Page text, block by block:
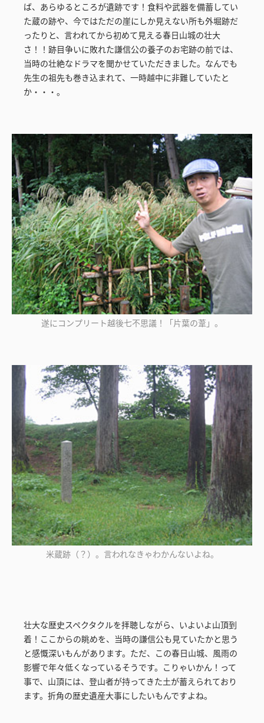
ば、あらゆるところが遺跡です！食料や武器を備蓄してい
た蔵の跡や、今ではただの崖にしか見えない所も外堀跡だ
ったりと、言われてから初めて見える春日山城の壮大
さ！！跡目争いに敗れた謙信公の養子のお宅跡の前では、
当時の壮絶なドラマを聞かせていただきました。なんでも
先生の祖先も巻き込まれて、一時越中に非難していたと
か・・・。
遂にコンプリート越後七不思議！「片葉の葦」。
米蔵跡（？）。言われなきゃわかんないよね。
壮大な歴史スペクタクルを拝聴しながら、いよいよ山頂到
着！ここからの眺めを、当時の謙信公も見ていたかと思う
と感慨深いもんがあります。ただ、この春日山城、風雨の
影響で年々低くなっているそうです。こりゃいかん！って
事で、山頂には、登山者が持ってきた土が蓄えられており
ます。折角の歴史遺産大事にしたいもんですよね。